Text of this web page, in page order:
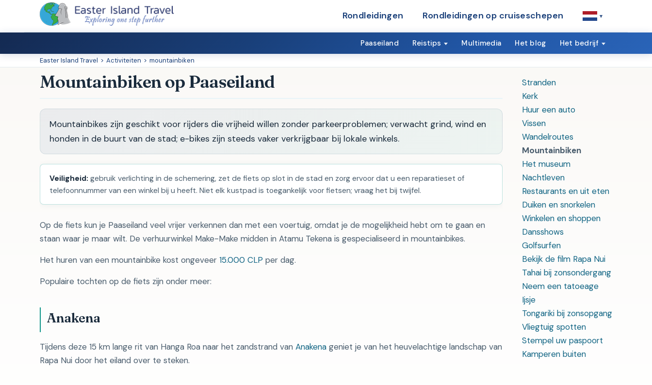
Rondleidingen Rondleidingen op cruiseschepen ▾
Paaseiland Reistips Multimedia Het blog Het bedrijf
Easter Island Travel > Activiteiten > mountainbiken
Stranden
Kerk
Huur een auto
Vissen
Wandelroutes
Mountainbiken
Het museum
Nachtleven
Restaurants en uit eten
Duiken en snorkelen
Winkelen en shoppen
Dansshows
Golfsurfen
Bekijk de film Rapa Nui
Tahai bij zonsondergang
Neem een ​​tatoeage
Ijsje
Tongariki bij zonsopgang
Vliegtuig spotten
Stempel uw paspoort
Kamperen buiten
Mountainbiken op Paaseiland
Mountainbikes zijn geschikt voor rijders die vrijheid willen zonder parkeerproblemen; verwacht grind, wind en
honden in de buurt van de stad; e-bikes zijn steeds vaker verkrijgbaar bij lokale winkels.
Veiligheid: gebruik verlichting in de schemering, zet de fiets op slot in de stad en zorg ervoor dat u een reparatieset of
telefoonnummer van een winkel bij u heeft. Niet elk kustpad is toegankelijk voor fietsen; vraag het bij twijfel.
Op de fiets kun je Paaseiland veel vrijer verkennen dan met een voertuig, omdat je de mogelijkheid hebt om te gaan en
staan ​​waar je maar wilt. De verhuurwinkel Make-Make midden in Atamu Tekena is gespecialiseerd in mountainbikes.
Het huren van een mountainbike kost ongeveer 15.000 CLP per dag.
Populaire tochten op de fiets zijn onder meer:
Anakena
Tijdens deze 15 km lange rit van Hanga Roa naar het zandstrand van Anakena geniet je van het heuvelachtige landschap van
Rapa Nui door het eiland over te steken.